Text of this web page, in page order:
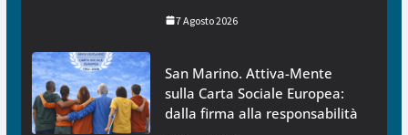
7 Agosto 2026
San Marino. Attiva-Mente
sulla Carta Sociale Europea:
dalla firma alla responsabilità